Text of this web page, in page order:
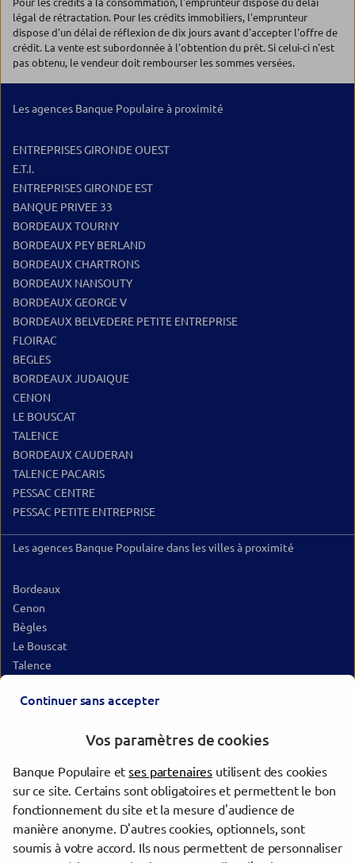
Pour les crédits à la consommation, l'emprunteur dispose du délai
légal de rétractation. Pour les crédits immobiliers, l'emprunteur
dispose d'un délai de réflexion de dix jours avant d'accepter l'offre de
crédit. La vente est subordonnée à l'obtention du prêt. Si celui-ci n'est
pas obtenu, le vendeur doit rembourser les sommes versées.
Les agences Banque Populaire à proximité
ENTREPRISES GIRONDE OUEST
E.T.I.
ENTREPRISES GIRONDE EST
BANQUE PRIVEE 33
BORDEAUX TOURNY
BORDEAUX PEY BERLAND
BORDEAUX CHARTRONS
BORDEAUX NANSOUTY
BORDEAUX GEORGE V
BORDEAUX BELVEDERE PETITE ENTREPRISE
FLOIRAC
BEGLES
BORDEAUX JUDAIQUE
CENON
LE BOUSCAT
TALENCE
BORDEAUX CAUDERAN
TALENCE PACARIS
PESSAC CENTRE
PESSAC PETITE ENTREPRISE
Les agences Banque Populaire dans les villes à proximité
Bordeaux
Cenon
Bègles
Le Bouscat
Talence
Bruges
Mérignac
Pessac
Saint-Médard-en-Jalles
Libourne
Continuer sans accepter
Vos paramètres de cookies
Banque Populaire etses partenaires utilisent des cookies
sur ce site. Certains sont obligatoires et permettent le bon
fonctionnement du site et la mesure d'audience de
manière anonyme. D'autres cookies, optionnels, sont
soumis à votre accord. Ils nous permettent de personnaliser